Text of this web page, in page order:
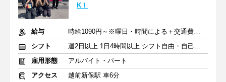
K！
給与
時給1090円～※曜日・時間による＋交通費規定内支給
シフト
週2日以上 1日4時間以上 シフト自由・自己申告
雇用形態
アルバイト・パート
アクセス
越前新保駅 車6分